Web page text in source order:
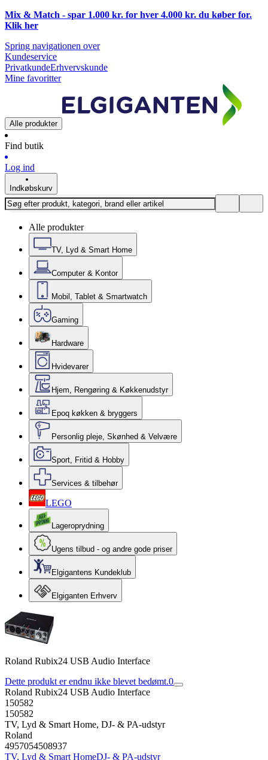
Mix & Match - spar 1.000 kr. for hver 4.000 kr. du køber for.
Klik her
Spring navigationen over
Kundeservice
PrivatkundeErhvervskunde
Mine favoritter
Alle produkter
Find butik
Log ind
Indkøbskurv
Alle produkter
TV, Lyd & Smart Home
Computer & Kontor
Mobil, Tablet & Smartwatch
Gaming
Hardware
Hvidevarer
Hjem, Rengøring & Køkkenudstyr
Epoq køkken & bryggers
Personlig pleje, Skønhed & Velvære
Sport, Fritid & Hobby
Services & tilbehør
LEGO
Lageroprydning
Ugens tilbud - og andre gode priser
Elgigantens Kundeklub
Elgiganten Erhverv
Roland Rubix24 USB Audio Interface
Dette produkt er endnu ikke blevet bedømt.0
Roland Rubix24 USB Audio Interface
150582
150582
TV, Lyd & Smart Home, DJ- & PA-udstyr
Roland
4957054508937
TV, Lyd & Smart HomeDJ- & PA-udstyr